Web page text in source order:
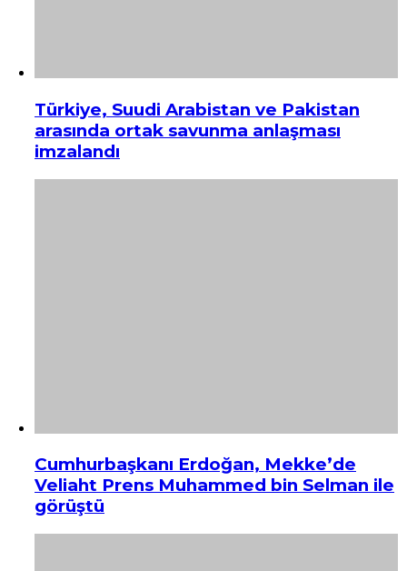
Türkiye, Suudi Arabistan ve Pakistan
arasında ortak savunma anlaşması
imzalandı
Cumhurbaşkanı Erdoğan, Mekke’de
Veliaht Prens Muhammed bin Selman ile
görüştü